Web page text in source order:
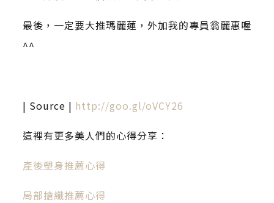
最後，一定要大推瑪麗蓮，外加我的專員翁麗惠喔
^^
| Source | http://goo.gl/oVCY26
這裡有更多美人們的心得分享：
產後塑身推薦心得
局部搶纖推薦心得